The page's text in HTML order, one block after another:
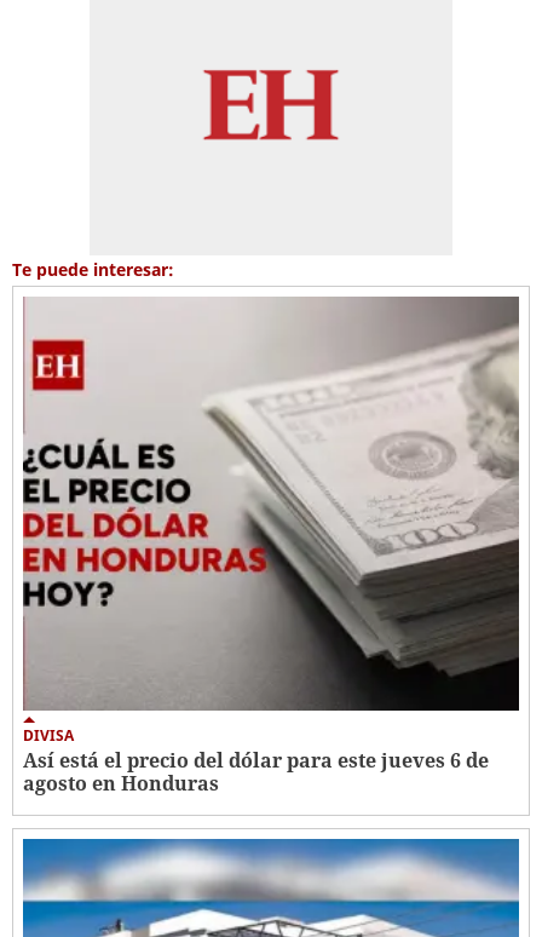
Te puede interesar:
DIVISA
Así está el precio del dólar para este jueves 6 de
agosto en Honduras